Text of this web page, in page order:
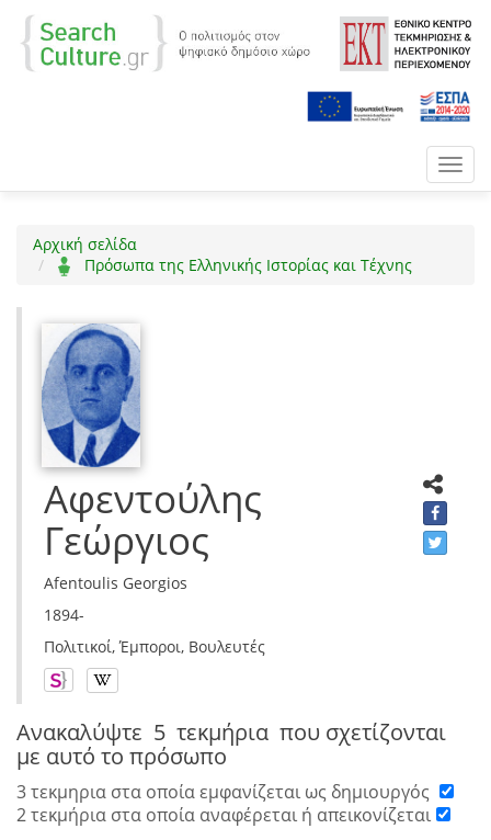
Αρχική σελίδα
Πρόσωπα της Ελληνικής Ιστορίας και Τέχνης
Αφεντούλης
Γεώργιος
Afentoulis Georgios
1894-
Πολιτικοί, Έμποροι, Βουλευτές
Ανακαλύψτε 5 τεκμήρια που σχετίζονται
με αυτό το πρόσωπο
3 τεκμηρια στα οποία εμφανίζεται ως δημιουργός
2 τεκμήρια στα οποία αναφέρεται ή απεικονίζεται